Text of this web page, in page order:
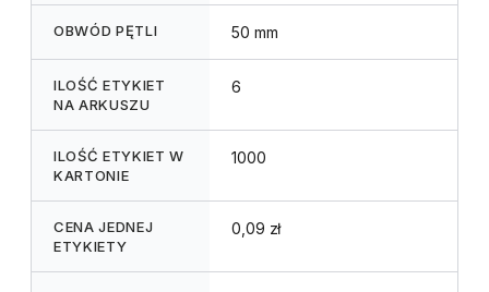
OBWÓD PĘTLI 50 mm
ILOŚĆ ETYKIET
NA ARKUSZU
6
ILOŚĆ ETYKIET W
KARTONIE
1000
CENA JEDNEJ
ETYKIETY
0,09 zł